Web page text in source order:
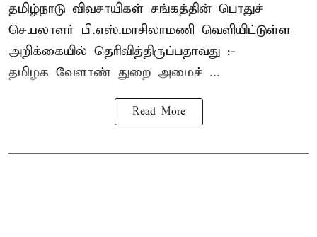
தமிழ்நாடு விவசாயிகள் சங்கத்தின் பொதுச்
செயலாளர் பி.எஸ்.மாசிலாமணி வெளியிட்டுள்ள
அறிக்கையில் தெரிவித்திருப்பதாவது :-
தமிழக வேளாண் துறை அமைச் ...
Read More